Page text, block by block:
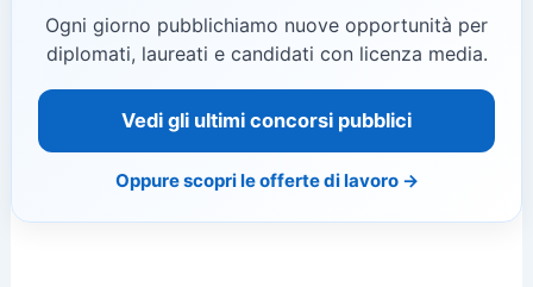
Ogni giorno pubblichiamo nuove opportunità per
diplomati, laureati e candidati con licenza media.
Vedi gli ultimi concorsi pubblici
Oppure scopri le offerte di lavoro →